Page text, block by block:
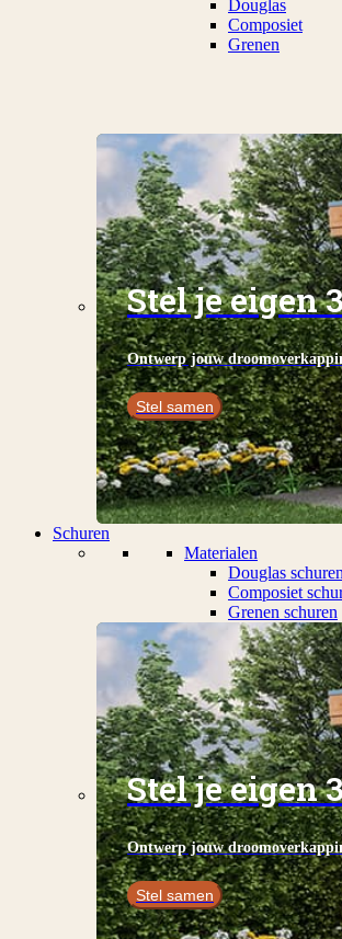
Douglas
Composiet
Grenen
Stel je eigen
Ontwerp jouw
Stel samen
Schuren
Materialen
Douglas schuren
Composiet
Grenen schuren
Stel je eigen
Ontwerp jouw
Stel samen